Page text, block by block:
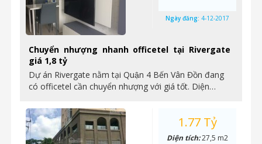
Chuyển nhượng nhanh officetel tại Rivergate
giá 1,8 tỷ
Dự án Rivergate nằm tại Quận 4 Bến Vân Đồn đang
có officetel cần chuyển nhượng với giá tốt. Diện…
Ngày đăng: 4-12-2017
1.77 Tỷ
Diện tích:27,5 m2